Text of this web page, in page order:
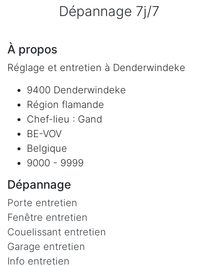
Dépannage 7j/7
À propos
Réglage et entretien à Denderwindeke
9400 Denderwindeke
Région flamande
Chef-lieu : Gand
BE-VOV
Belgique
9000 - 9999
Dépannage
Porte entretien
Fenêtre entretien
Couelissant entretien
Garage entretien
Info entretien